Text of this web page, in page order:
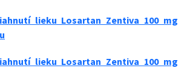
lieku Losartan Zentiva 100 mg
lieku Losartan Zentiva 100 mg